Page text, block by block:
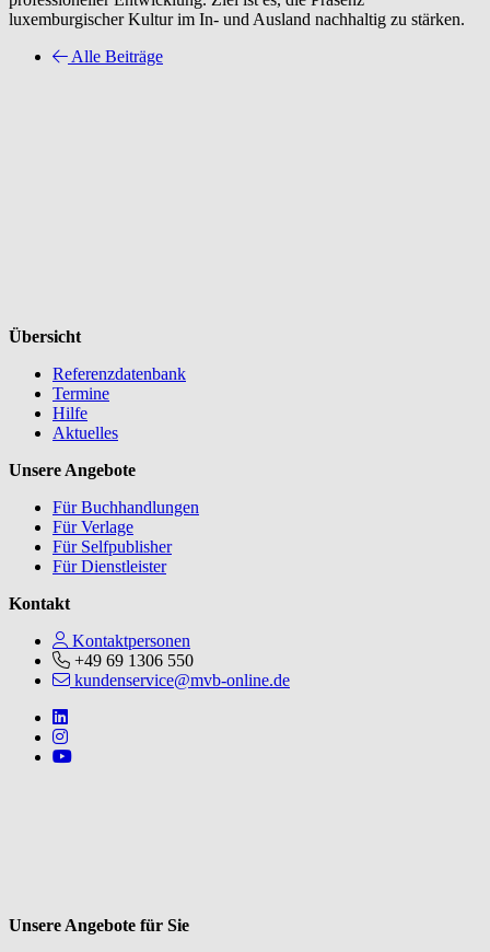
luxemburgischer Kultur im In- und Ausland nachhaltig zu stärken.
Alle Beiträge
Übersicht
Referenzdatenbank
Termine
Hilfe
Aktuelles
Unsere Angebote
Für Buchhandlungen
Für Verlage
Für Selfpublisher
Für Dienstleister
Kontakt
Kontaktpersonen
+49 69 1306 550
kundenservice@mvb-online.de
Follow us on https://www.linkedin.com/company/mvbbooks
Follow us on https://www.instagram.com/lifeatmvb/
Follow us on https://www.youtube.com/@mvbbooks
Unsere Angebote für Sie